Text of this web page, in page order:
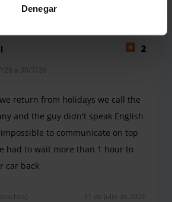
Denegar
2
26 a 30/7/26
return from holidays we call the
and the guy didn't speak English
to communicate on top
had to wait more than 1 hour to
car back
31 de julio de 2026